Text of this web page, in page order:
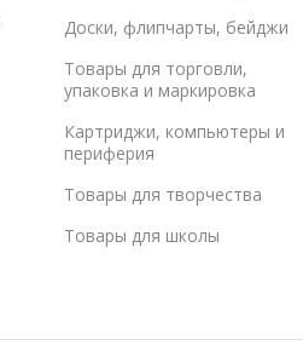
Доски, флипчарты, бейджи
Товары для торговли,
упаковка и маркировка
Картриджи, компьютеры и
периферия
Товары для творчества
Товары для школы